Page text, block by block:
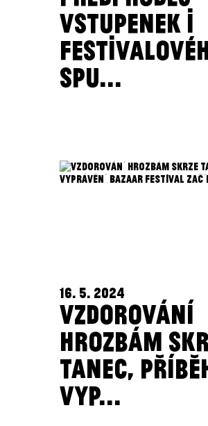
VSTUPENEK I
SPU...
16. 5. 2024
VZDOROVÁNÍ
HROZBÁM
TANEC,
VYP...